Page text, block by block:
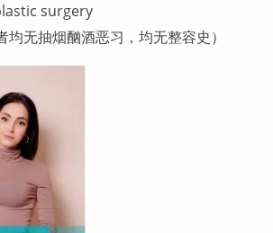
surgery
均无抽烟酗酒恶习，均无整容史）